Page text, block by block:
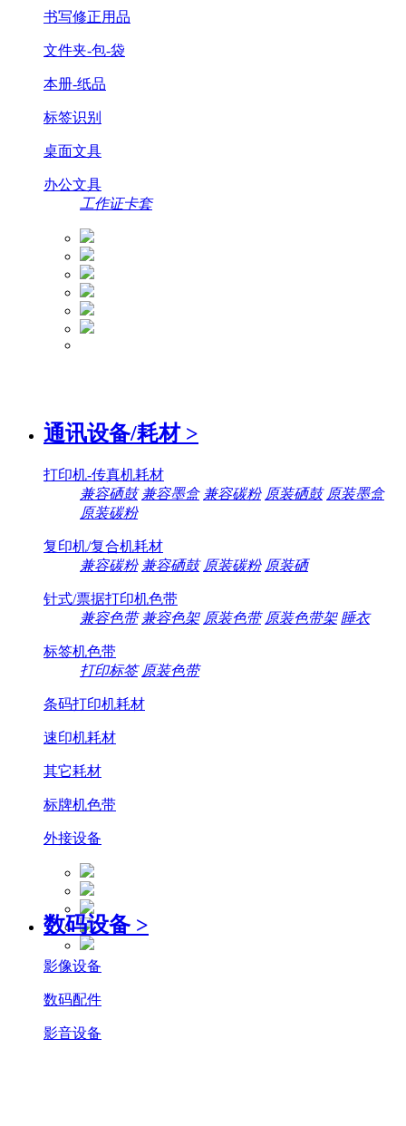
书写修正用品
文件夹-包-袋
本册-纸品
标签识别
桌面文具
办公文具
工作证卡套
通讯设备/耗材 >
打印机-传真机耗材
兼容硒鼓 兼容墨盒 兼容碳粉 原装硒鼓 原装墨盒
原装碳粉
复印机/复合机耗材
兼容碳粉 兼容硒鼓 原装碳粉 原装硒
针式/票据打印机色带
兼容色带 兼容色架 原装色带 原装色带架 睡衣
标签机色带
打印标签 原装色带
条码打印机耗材
速印机耗材
其它耗材
标牌机色带
外接设备
数码设备 >
影像设备
数码配件
影音设备